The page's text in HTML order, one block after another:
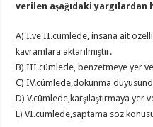
verilen aşağıdaki yargılardan
A) I.ve II.cümlede, insana ait
kavramlara aktarılmıştır.
B) III.cümlede, benzetmeye yer
C) IV.cümlede,dokunma
D) V.cümlede,karşılaştırmaya yer
E) VI.cümlede,saptama söz